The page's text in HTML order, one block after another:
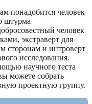
понадобится человек
штурма
человек
экстраверт для
сторонам и интроверт
исследования.
научного теста
можете собрать
проектную группу.